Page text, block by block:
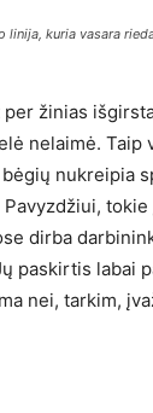
kuria vasara
per žinias
nelaimė. Taip
nukreipia
dirba
paskirtis labai
nei, tarkim,